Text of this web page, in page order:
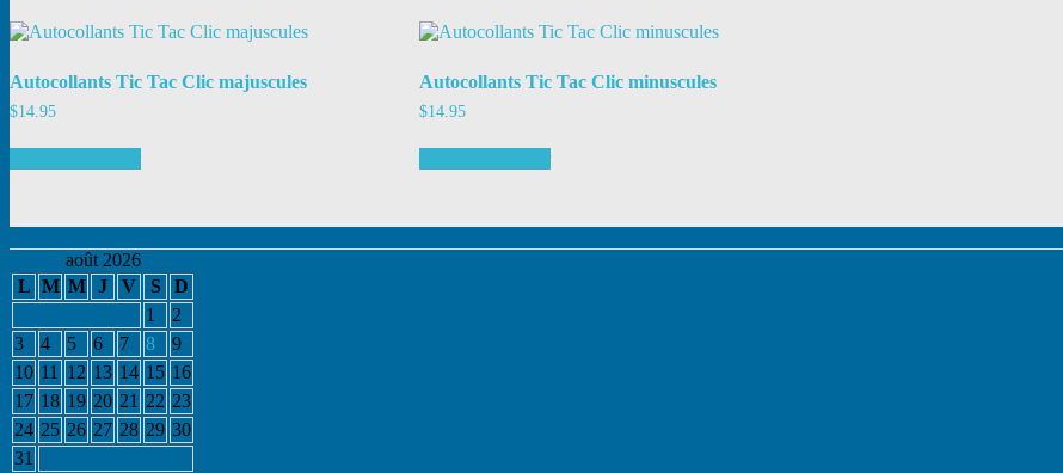
Autocollants Tic Tac Clic majuscules
$14.95
Autocollants Tic Tac Clic minuscules
$14.95
Ajouter au panier
août 2026
L M M J V S
D
1
2
3
4 5 6 7 8
9
10 11 12 13 14 15 16
17 18 19 20 21 22 23
24 25 26 27 28 29 30
31